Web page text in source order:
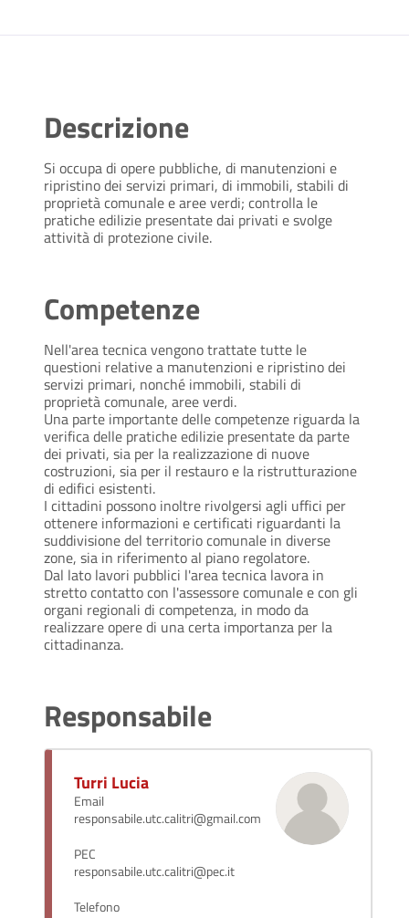
Descrizione
Si occupa di opere pubbliche, di manutenzioni e
ripristino dei servizi primari, di immobili, stabili di
proprietà comunale e aree verdi; controlla le
pratiche edilizie presentate dai privati e svolge
attività di protezione civile.
Competenze
Nell'area tecnica vengono trattate tutte le
questioni relative a manutenzioni e ripristino dei
servizi primari, nonché immobili, stabili di
proprietà comunale, aree verdi.
Una parte importante delle competenze riguarda la
verifica delle pratiche edilizie presentate da parte
dei privati, sia per la realizzazione di nuove
costruzioni, sia per il restauro e la ristrutturazione
di edifici esistenti.
I cittadini possono inoltre rivolgersi agli uffici per
ottenere informazioni e certificati riguardanti la
suddivisione del territorio comunale in diverse
zone, sia in riferimento al piano regolatore.
Dal lato lavori pubblici l'area tecnica lavora in
stretto contatto con l'assessore comunale e con gli
organi regionali di competenza, in modo da
realizzare opere di una certa importanza per la
cittadinanza.
Responsabile
Turri Lucia
Email
responsabile.utc.calitri@gmail.com
PEC
responsabile.utc.calitri@pec.it
Telefono